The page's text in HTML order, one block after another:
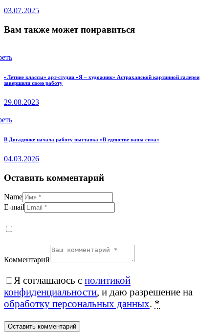
03.07.2025
Вам также может понравиться
«Летние классы» арт-студии «Я – художник» Астраханской картинной галереи
завершили свою работу
29.08.2023
В Догадинке начала работу выставка «В единстве наша сила»
04.03.2026
Оставить комментарий
Name
E-mail
Комментарий
Я соглашаюсь с политикой
конфиденциальности, и даю разрешение на
обработку персональных данных. *